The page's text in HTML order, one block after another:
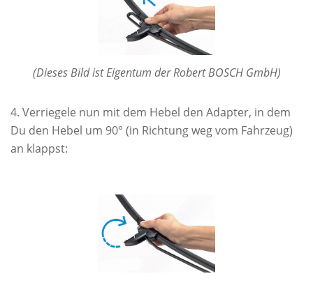
(Dieses Bild ist Eigentum der Robert BOSCH GmbH)
Verriegele nun mit dem Hebel den Adapter, in dem
Du den Hebel um 90° (in Richtung weg vom Fahrzeug)
an klappst: